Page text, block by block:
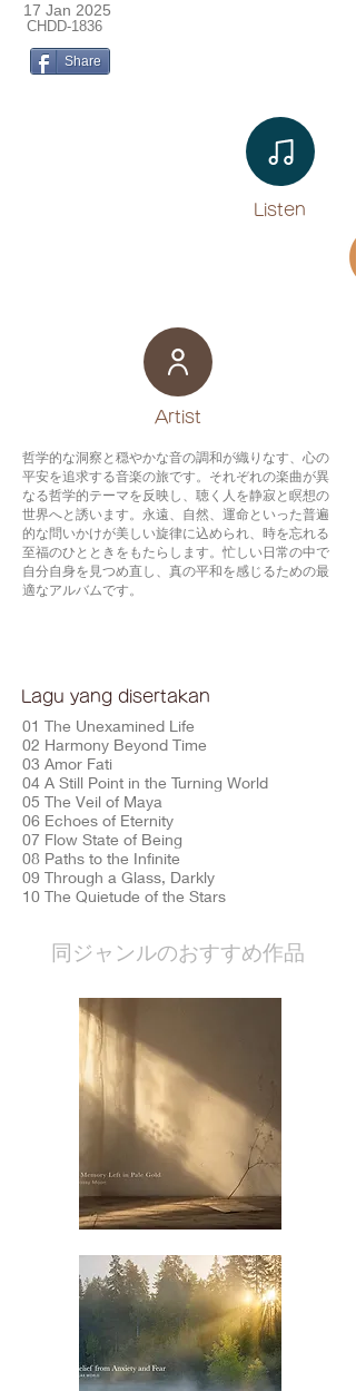
17 Jan 2025
CHDD-1836
Share
Listen​
​Artist
哲学的な洞察と穏やかな音の調和が織りなす、心の
平安を追求する音楽の旅です。それぞれの楽曲が異
なる哲学的テーマを反映し、聴く人を静寂と瞑想の
世界へと誘います。永遠、自然、運命といった普遍
的な問いかけが美しい旋律に込められ、時を忘れる
至福のひとときをもたらします。忙しい日常の中で
自分自身を見つめ直し、真の平和を感じるための最
適なアルバムです。
Lagu yang disertakan
01 The Unexamined Life
02 Harmony Beyond Time
03 Amor Fati
04 A Still Point in the Turning World
05 The Veil of Maya
06 Echoes of Eternity
07 Flow State of Being
08 Paths to the Infinite
09 Through a Glass, Darkly
10 The Quietude of the Stars
​同ジャンルのおすすめ作品